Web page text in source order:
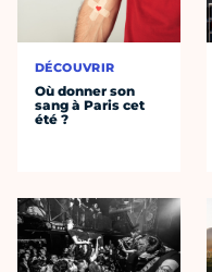
DÉCOUVRIR
Où donner son
sang à Paris cet
été ?